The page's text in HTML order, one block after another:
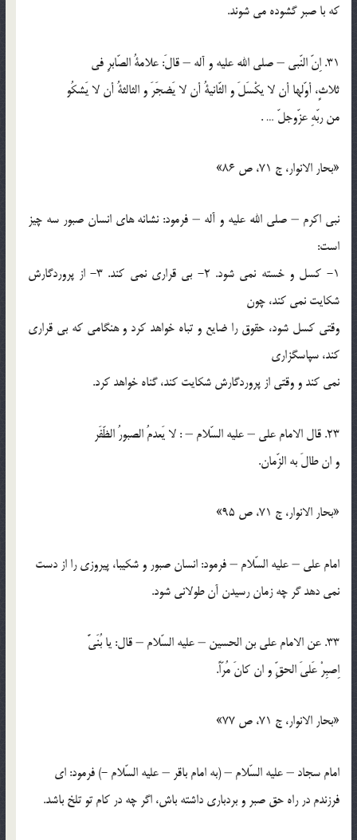
كه با صبر گشوده مي شوند.
31. اِنّ النّبي – صلي الله عليه و آله – قالَ: علامةُ الصّابرِ في
ثلاثٍ، أوّلها أن لا يكْسَلَ و الثّانيةُ أن لا يَضجَرَ و الثالثةُ أن لا يَشكُو
من ربّهِ عزّوجلّ … .
«بحار الانوار، ج 71، ص 86»
نبي اکرم – صلي الله عليه و آله – فرمود: نشانه هاي انسان صبور سه چيز
است:
1- كسل و خسته نمي شود. 2- بي قراري نمي کند. 3- از پروردگارش
شكايت نمي كند، چون
وقتي كسل شود، حقوق را ضايع و تباه خواهد كرد و هنگامي كه بي قراري
کند، سپاسگزاري
نمي كند و وقتي از پروردگارش شكايت كند، گناه خواهد كرد.
23. قال الامام علي – عليه السّلام – : لا يَعدمُ الصبورُ الظّفَر
و ان طالَ به الزّمان.
«بحار الانوار، ج 71، ص 95»
امام علي – عليه السّلام – فرمود: انسان صبور و شكيبا، پيروزي را از دست
نمي دهد گر چه زمان رسيدن آن طولاني شود.
33. عن الامام علي بن الحسين – عليه السّلام – قال: يا بُنَيَّ
اِصبِرْ عَليَ الحقِّ و ان كانَ مُرّاً.
«بحار الانوار، ج 71، ص 77»
امام سجاد – عليه السّلام – (به امام باقر – عليه السّلام -) فرمود: اي
فرزندم در راه حق صبر و بردباري داشته باش، اگر چه در كام تو تلخ باشد.